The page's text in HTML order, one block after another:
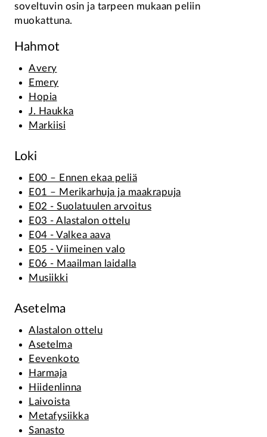
soveltuvin osin ja tarpeen mukaan peliin
muokattuna.
Hahmot
Avery
Emery
Hopia
J. Haukka
Markiisi
Loki
E00 – Ennen ekaa peliä
E01 – Merikarhuja ja maakrapuja
E02 - Suolatuulen arvoitus
E03 - Alastalon ottelu
E04 - Valkea aava
E05 - Viimeinen valo
E06 - Maailman laidalla
Musiikki
Asetelma
Alastalon ottelu
Asetelma
Eevenkoto
Harmaja
Hiidenlinna
Laivoista
Metafysiikka
Sanasto